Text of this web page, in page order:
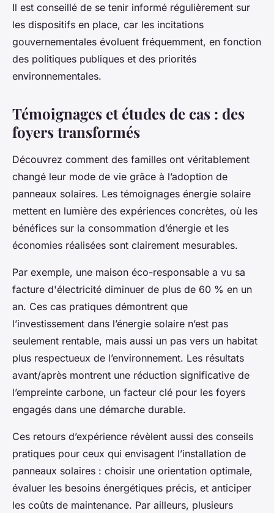
Il est conseillé de se tenir informé régulièrement sur
les dispositifs en place, car les incitations
gouvernementales évoluent fréquemment, en fonction
des politiques publiques et des priorités
environnementales.
Témoignages et études de cas : des
foyers transformés
Découvrez comment des familles ont véritablement
changé leur mode de vie grâce à l’adoption de
panneaux solaires. Les témoignages énergie solaire
mettent en lumière des expériences concrètes, où les
bénéfices sur la consommation d’énergie et les
économies réalisées sont clairement mesurables.
Par exemple, une maison éco-responsable a vu sa
facture d'électricité diminuer de plus de 60 % en un
an. Ces cas pratiques démontrent que
l’investissement dans l’énergie solaire n’est pas
seulement rentable, mais aussi un pas vers un habitat
plus respectueux de l’environnement. Les résultats
avant/après montrent une réduction significative de
l’empreinte carbone, un facteur clé pour les foyers
engagés dans une démarche durable.
Ces retours d’expérience révèlent aussi des conseils
pratiques pour ceux qui envisagent l’installation de
panneaux solaires : choisir une orientation optimale,
évaluer les besoins énergétiques précis, et anticiper
les coûts de maintenance. Par ailleurs, plusieurs